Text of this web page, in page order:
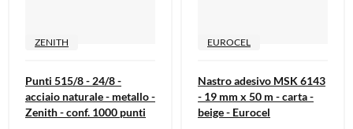
ZENITH
Punti 515/8 - 24/8 -
acciaio naturale - metallo -
Zenith - conf. 1000 punti
EUROCEL
Nastro adesivo MSK 6143
- 19 mm x 50 m - carta -
beige - Eurocel